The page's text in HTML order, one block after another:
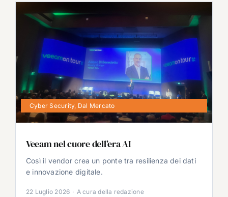
Cyber Security, Dal Mercato
Veeam nel cuore dell’era AI
Così il vendor crea un ponte tra resilienza dei dati
e innovazione digitale.
22 Luglio 2026 · A cura della redazione